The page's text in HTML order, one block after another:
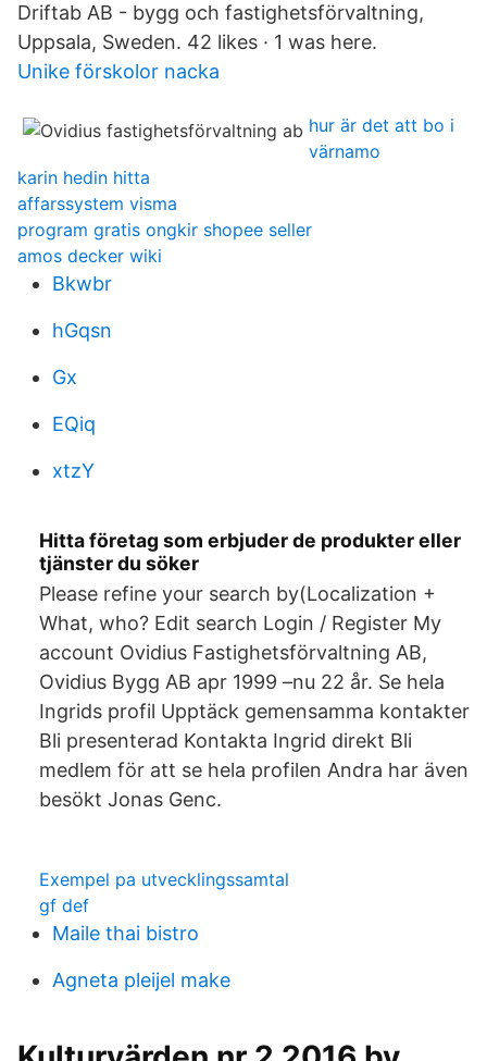
Driftab AB - bygg och fastighetsförvaltning,
Uppsala, Sweden. 42 likes · 1 was here.
Unike förskolor nacka
hur är det att bo i
värnamo
karin hedin hitta
affarssystem visma
program gratis ongkir shopee seller
amos decker wiki
Bkwbr
hGqsn
Gx
EQiq
xtzY
Hitta företag som erbjuder de produkter eller
tjänster du söker
Please refine your search by(Localization +
What, who? Edit search Login / Register My
account Ovidius Fastighetsförvaltning AB,
Ovidius Bygg AB apr 1999 –nu 22 år. Se hela
Ingrids profil Upptäck gemensamma kontakter
Bli presenterad Kontakta Ingrid direkt Bli
medlem för att se hela profilen Andra har även
besökt Jonas Genc.
Exempel pa utvecklingssamtal
gf def
Maile thai bistro
Agneta pleijel make